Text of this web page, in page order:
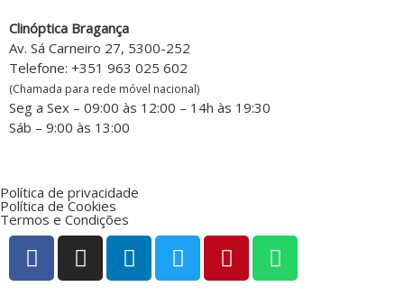
Clinóptica Bragança
Av. Sá Carneiro 27, 5300-252
Telefone: +351 963 025 602
(Chamada para rede móvel nacional)
Seg a Sex – 09:00 às 12:00 – 14h às 19:30
Sáb – 9:00 às 13:00
Política de privacidade
Política de Cookies
Termos e Condições